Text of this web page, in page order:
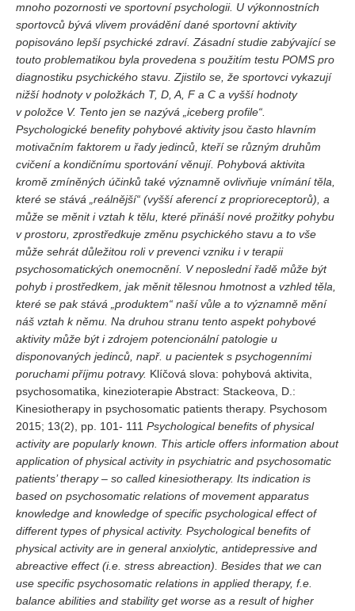
Pokyny pro autory
ARCHIV
mnoho pozornosti ve sportovní psychologii. U výkonnostních
sportovců bývá vlivem provádění dané sportovní aktivity
popisováno lepší psychické zdraví. Zásadní studie zabývající se
touto problematikou byla provedena s použitím testu POMS pro
diagnostiku psychického stavu. Zjistilo se, že sportovci vykazují
nižší hodnoty v položkách T, D, A, F a C a vyšší hodnoty
v položce V. Tento jen se nazývá „iceberg profile“.
Psychologické benefity pohybové aktivity jsou často hlavním
motivačním faktorem u řady jedinců, kteří se různým druhům
cvičení a kondičnímu sportování věnují. Pohybová aktivita
kromě zmíněných účinků také významně ovlivňuje vnímání těla,
které se stává „reálnější“ (vyšší aferencí z proprioreceptorů), a
může se měnit i vztah k tělu, které přináší nové prožitky pohybu
v prostoru, zprostředkuje změnu psychického stavu a to vše
může sehrát důležitou roli v prevenci vzniku i v terapii
psychosomatických onemocnění. V neposlední řadě může být
pohyb i prostředkem, jak měnit tělesnou hmotnost a vzhled těla,
které se pak stává „produktem“ naší vůle a to významně mění
náš vztah k němu. Na druhou stranu tento aspekt pohybové
aktivity může být i zdrojem potencionální patologie u
disponovaných jedinců, např. u pacientek s psychogenními
poruchami příjmu potravy. Klíčová slova: pohybová aktivita,
psychosomatika, kinezioterapieAbstract: Stackeova, D.:
Kinesiotherapy in psychosomatic patients therapy. Psychosom
2015; 13(2), pp. 101- 111 Psychological benefits of physical
activity are popularly known. This article offers information about
application of physical activity in psychiatric and psychosomatic
patients’ therapy – so called kinesiotherapy. Its indication is
based on psychosomatic relations of movement apparatus
knowledge and knowledge of specific psychological effect of
different types of physical activity. Psychological benefits of
physical activity are in general anxiolytic, antidepressive and
abreactive effect (i.e. stress abreaction). Besides that we can
use specific psychosomatic relations in applied therapy, f.e.
balance abilities and stability get worse as a result of higher